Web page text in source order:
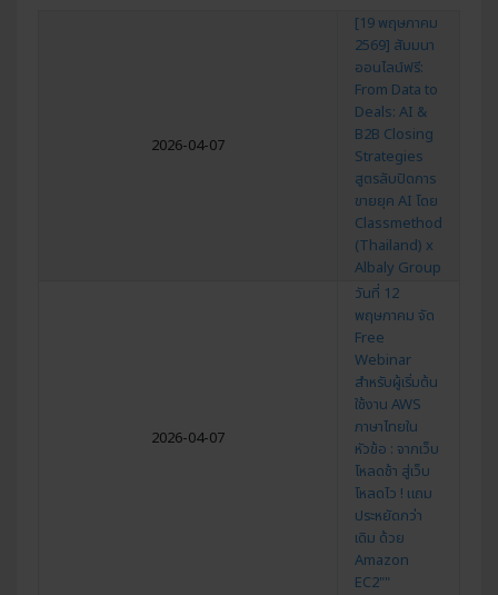
2026-04-07
[19 พฤษภาคม
2569] สัมมนา
ออนไลน์ฟรี:
From Data to
Deals: AI &
B2B Closing
Strategies
สูตรลับปิดการ
ขายยุค AI โดย
Classmethod
(Thailand) x
Albaly Group
2026-04-07
วันที่ 12
พฤษภาคม จัด
Free
Webinar
สำหรับผู้เริ่มต้น
ใช้งาน AWS
ภาษาไทยใน
หัวข้อ : จากเว็บ
โหลดช้า สู่เว็บ
โหลดไว ! แถม
ประหยัดกว่า
เดิม ด้วย
Amazon
EC2""